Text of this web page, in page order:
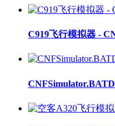
C919飞行模拟器 -